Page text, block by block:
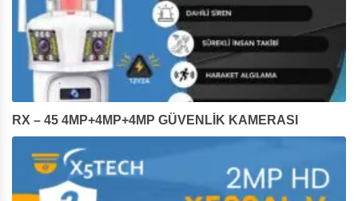
RX – 45 4MP+4MP+4MP GÜVENLİK KAMERASI